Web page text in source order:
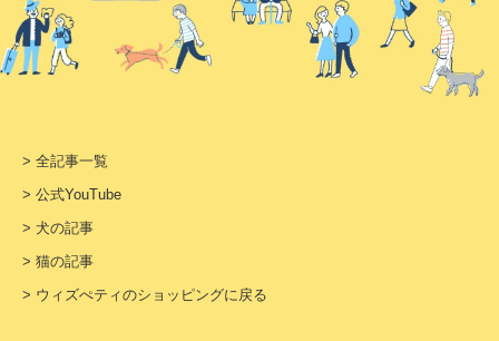
> 全記事一覧
> 公式YouTube
> 犬の記事
> 猫の記事
> ウィズぺティのショッピングに戻る